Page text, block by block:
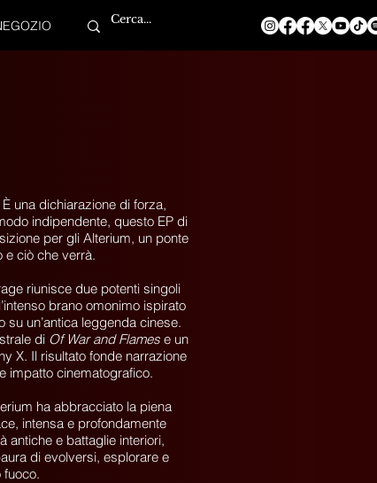
una dichiarazione di forza,
indipendente, questo EP di
per gli Alterium, un ponte
e ciò che verrà.
riunisce due potenti singoli
brano omonimo ispirato
un’antica leggenda cinese.
di Of War and Flames e un
X. Il risultato fonde narrazione
impatto cinematografico.
ha abbracciato la piena
intensa e profondamente
antiche e battaglie interiori,
di evolversi, esplorare e
fuoco.